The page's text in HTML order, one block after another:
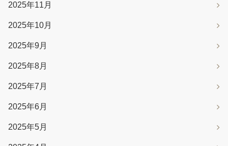
2025年11月
2025年10月
2025年9月
2025年8月
2025年7月
2025年6月
2025年5月